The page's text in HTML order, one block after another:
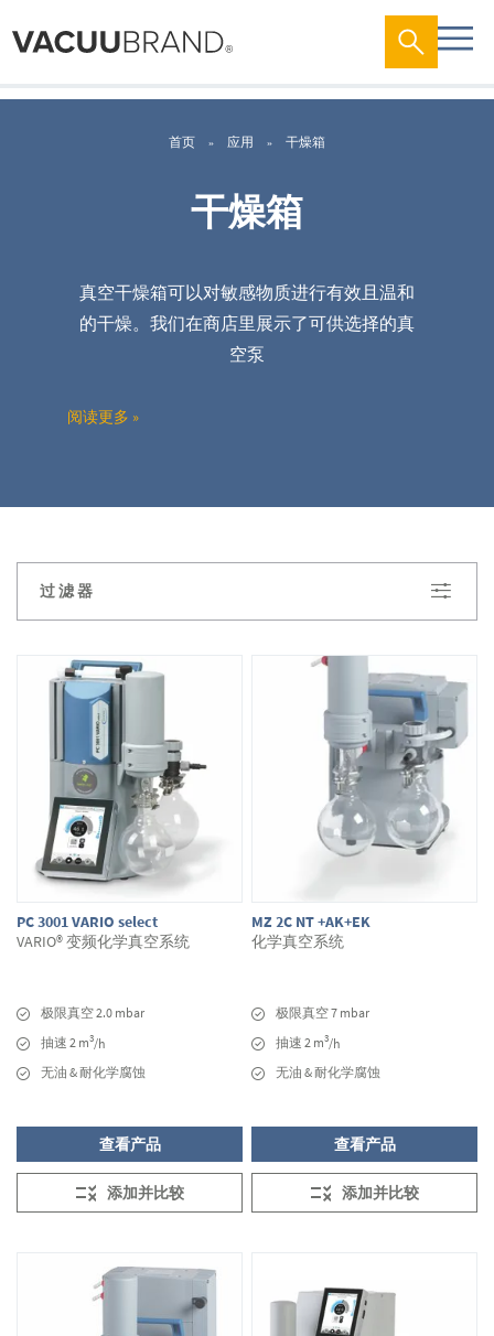
首页 应用 干燥箱
干燥箱
真空干燥箱可以对敏感物质进行有效且温和
的干燥。我们在商店里展示了可供选择的真
空泵
产品有疑问吗？如有疑问您只需在网上商店
中进行咨询。我们将很乐意为您提供建议。
阅读更多 »
PC 3001 VARIO select
VARIO® 变频化学真空系统
极限真空 2.0 mbar
抽速 2 m3/h
无油 & 耐化学腐蚀
查看产品
添加并比较
MZ 2C NT +AK+EK
化学真空系统
极限真空 7 mbar
抽速 2 m3/h
无油 & 耐化学腐蚀
查看产品
添加并比较
过滤器